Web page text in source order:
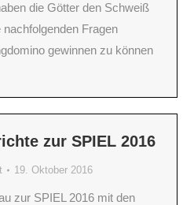
die Götter den Schweiß
Fragen
gewinnen zu können
zur SPIEL 2016
19. Oktober 2016
zur SPIEL 2016 mit den